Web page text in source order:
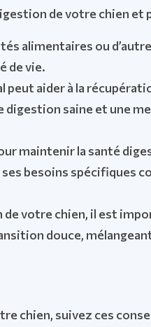
de votre chien et
alimentaires ou
de vie.
aider à la
saine et une
maintenir la santé
besoins spécifiques
votre chien, il est
douce,
chien, suivez ces